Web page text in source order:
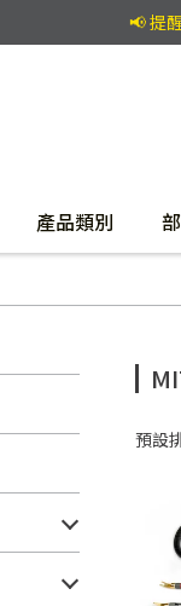
📢 提
產品類別
預設